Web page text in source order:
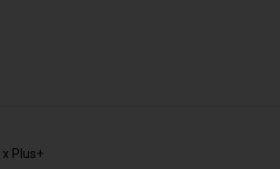
x Plus+